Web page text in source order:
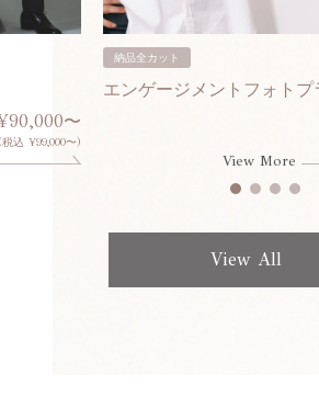
〜
(税込 ¥99,000〜)
納品全カット
エンゲージメントフォトプ
View More
View All